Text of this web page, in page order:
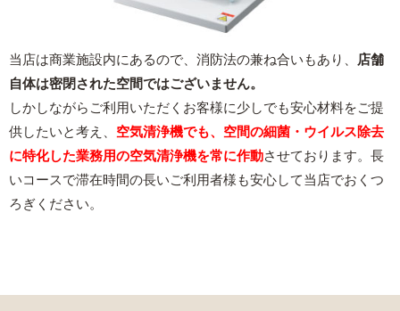
当店は商業施設内にあるので、消防法の兼ね合いもあり、
店舗
自体は密閉された空間ではございません。
しかしながらご利用いただくお客様に少しでも安心材料をご提
供したいと考え、 空気清浄機でも、空間の細菌・ウイルス除去
に特化した業務用の空気清浄機を常に作動させております。長
いコースで滞在時間の長いご利用者様も安心して当店でおくつ
ろぎください。